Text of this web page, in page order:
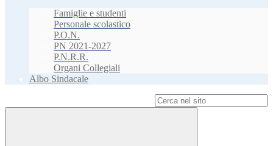
Famiglie e studenti
Personale scolastico
P.O.N.
PN 2021-2027
P.N.R.R.
Organi Collegiali
Albo Sindacale